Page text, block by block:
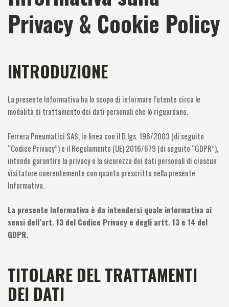
Privacy & Cookie Policy
INTRODUZIONE
La presente Informativa ha lo scopo di informare l’utente circa le
modalità di trattamento dei dati personali che lo riguardano.
Ferrera Pneumatici SAS, in linea con il D.lgs. 196/2003 (di seguito
“Codice Privacy”) e il Regolamento (UE) 2016/679 (di seguito “GDPR”),
intende garantire la privacy e la sicurezza dei dati personali di ciascun
visitatore coerentemente con quanto prescritto nella presente
Informativa.
La presente Informativa è da intendersi quale informativa ai
sensi dell’art. 13 del Codice Privacy e degli artt. 13 e 14 del
GDPR.
TITOLARE DEL TRATTAMENTI
DEI DATI